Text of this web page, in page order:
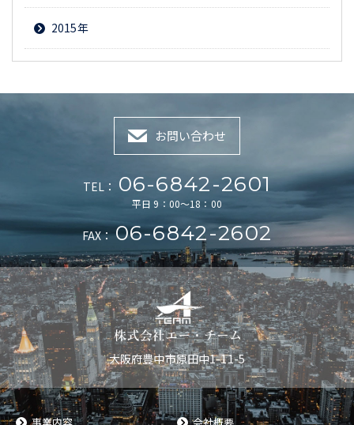
2015
お問い合わせ
TEL： 06-6842-2601
平日 9：00～18：00
FAX：06-6842-2602
大阪府豊中市原田中1-11-5